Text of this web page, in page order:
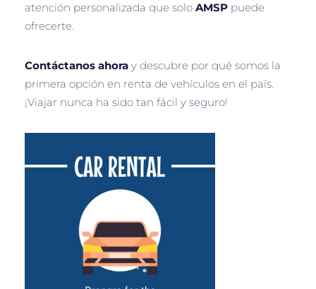
atención personalizada que solo AMSP puede
ofrecerte.
Contáctanos ahora y descubre por qué somos la
primera opción en renta de vehículos en el país.
¡Viajar nunca ha sido tan fácil y seguro!